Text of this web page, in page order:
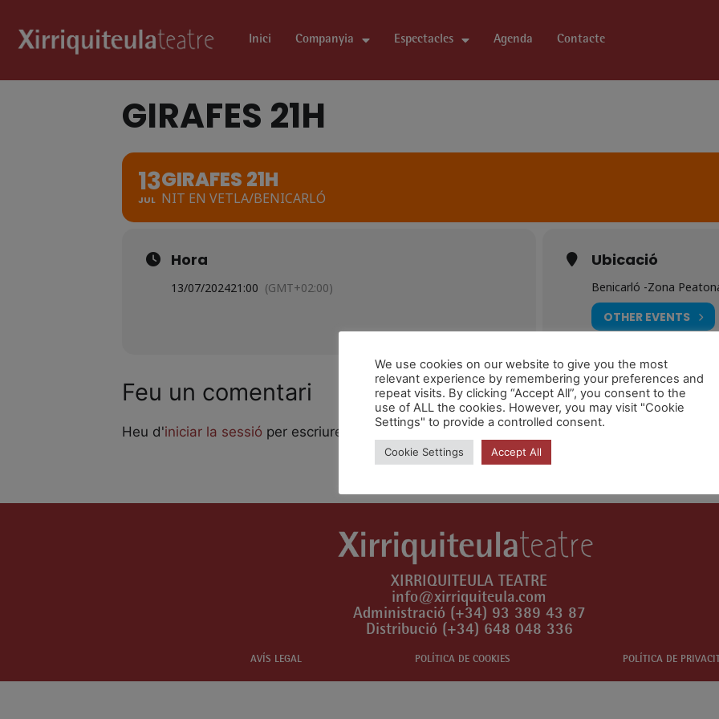
Inici Companyia Espectacles Agenda Contacte
GIRAFES 21H
13
JUL
GIRAFES 21H
NIT EN VETLA/BENICARLÓ
Hora
13/07/202421:00 (GMT+02:00)
Ubicació
Benicarló -Zona
OTHER EVENTS
Feu un comentari
Heu d'iniciar la sessió per escriure un comentari.
XIRRIQUITEULA TEATRE
info@xirriquiteula.com
Administració (+34) 93 389 43 87
Distribució (+34) 648 048 336
AVÍS LEGAL POLÍTICA DE COOKIES POLÍTICA DE
We use cookies on our website to give you the most
relevant experience by remembering your preferences and
repeat visits. By clicking “Accept All”, you consent to the
use of ALL the cookies. However, you may visit "Cookie
Settings" to provide a controlled consent.
Cookie Settings Accept All